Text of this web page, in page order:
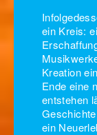
ein Kreis:
Kreation
Ende eine
entstehen
ein